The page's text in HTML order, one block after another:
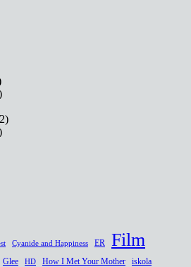
Cyanide and Happiness ER Film
Glee HD How I Met Your Mother iskola